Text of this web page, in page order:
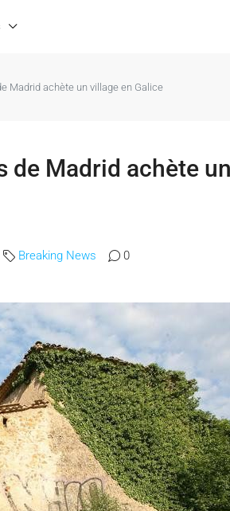
Madrid achète un village en Galice
de Madrid achète
Breaking News 0